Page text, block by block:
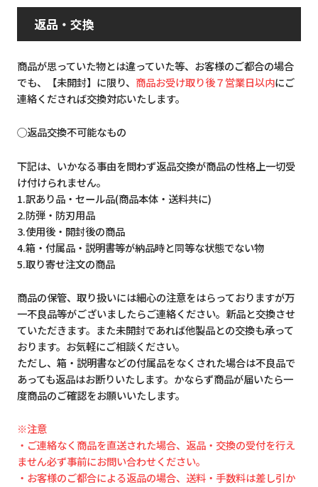
返品・交換
商品が思っていた物とは違っていた等、お客様のご都合の場合
でも、【未開封】に限り、 商品お受け取り後７営業日以内にご
連絡くだされば交換対応いたします。
◯返品交換不可能なもの
下記は、いかなる事由を問わず返品交換が商品の性格上一切受
け付けられません。
1.訳あり品・セール品(商品本体・送料共に)
2.防弾・防刃用品
3.使用後・開封後の商品
4.箱・付属品・説明書等が納品時と同等な状態でない物
5.取り寄せ注文の商品
商品の保管、取り扱いには細心の注意をはらっておりますが万
一不良品等がございましたらご連絡ください。新品と交換させ
ていただきます。また未開封であれば他製品との交換も承って
おります。お気軽にご相談ください。
ただし、箱・説明書などの付属品をなくされた場合は不良品で
あっても返品はお断りいたします。かならず商品が届いたら一
度商品のご確認をお願いいたします。
※注意
・ご連絡なく商品を直送された場合、返品・交換の受付を行え
ません必ず事前にお問い合わせください。
・お客様のご都合による返品の場合、送料・手数料は差し引か